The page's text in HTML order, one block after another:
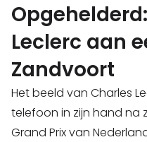
Leclerc aan
Zandvoort
Het beeld van Charles
telefoon in zijn hand na
Grand Prix van